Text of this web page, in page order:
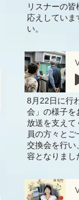
リスナーの
応えしていま
い。
8月22日に行
会」の様子を
放送を支えて
員の方々と
交換会を行い
容となりまし